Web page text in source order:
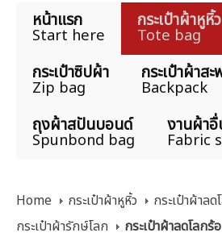
หน้าแรก
Start here
กระเป๋าผ้าหูหิ้ว
Tote bag
กระเป๋าซิปผ้า
Zip bag
กระเป๋าผ้าส
Backpack
ถุงผ้าสปันบอนด์
Spunbond bag
งานผ้า
Fabric
Home กระเป๋าผ้าหูหิ้ว
กระเป๋าผ้าล
กระเป๋าผ้ารักษ์โลก
กระเป๋าผ้าลดโลกร้